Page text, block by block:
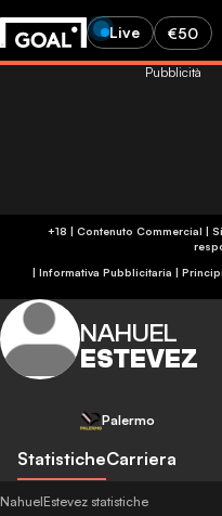
Live €50
+18 | Contenuto Commercial |
| Informativa Pubblicitaria |
Pubblicità
NAHUEL
ESTEVEZ
Palermo
StatisticheCarriera
NahuelEstevez statistiche